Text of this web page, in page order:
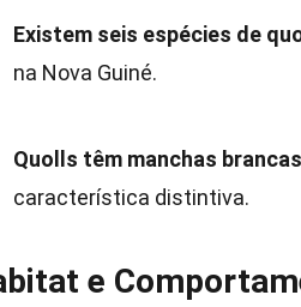
Existem seis espécies de
na Nova Guiné.
Quolls têm manchas
característica distintiva.
e